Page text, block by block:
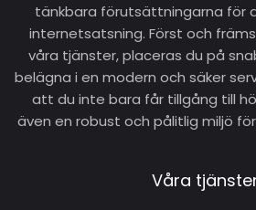
tänkbara förutsättningarna för
internetsatsning. Först och
våra tjänster, placeras du på
belägna i en modern och säker
att du inte bara får tillgång till
även en robust och pålitlig miljö
Våra